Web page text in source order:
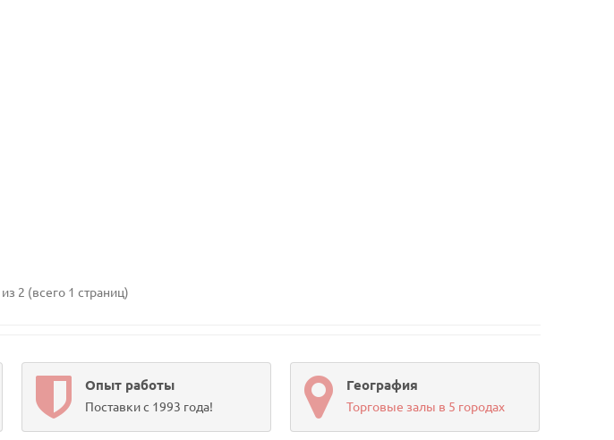
2 (всего 1 страниц)
Опыт работы
Поставки с 1993 года!
География
Торговые залы в 5 городах